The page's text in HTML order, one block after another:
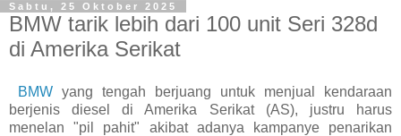
Sabtu, 25 Oktober 2025
BMW tarik lebih dari 100 unit Seri 328d
di Amerika Serikat
BMW yang tengah berjuang untuk menjual kendaraan
berjenis diesel di Amerika Serikat (AS), justru harus
menelan "pil pahit" akibat adanya kampanye penarikan